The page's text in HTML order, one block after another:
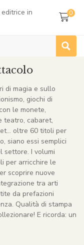
0
di magia e sullo
giochi di
le monete,
teatro, cabaret,
oltre 60 titoli per
siano essi semplici
settore. I volumi
per arricchire le
scoprire nuove
tra arti
da prefazioni
Qualità di stampa
E ricorda: un